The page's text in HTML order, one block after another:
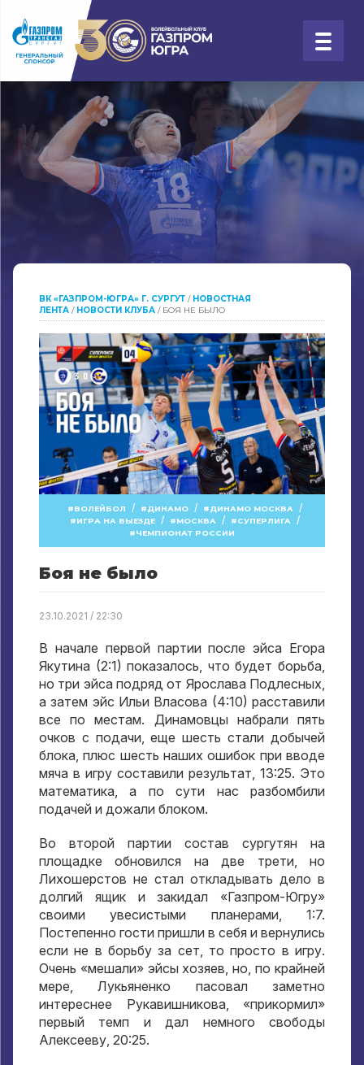
ВК «ГАЗПРОМ-ЮГРА» Г. СУРГУТ / НОВОСТНАЯ
ЛЕНТА / НОВОСТИ КЛУБА / БОЯ НЕ БЫЛО
ВОЛЕЙБОЛ / ДИНАМО / ДИНАМО МОСКВА /
ИГРА НА ВЫЕЗДЕ / МОСКВА / СУПЕРЛИГА /
ЧЕМПИОНАТ РОССИИ
Боя не было
23.10.2021 / 22:30
В начале первой партии после эйса Егора
Якутина (2:1) показалось, что будет борьба,
но три эйса подряд от Ярослава Подлесных,
а затем эйс Ильи Власова (4:10) расставили
все по местам. Динамовцы набрали пять
очков с подачи, еще шесть стали добычей
блока, плюс шесть наших ошибок при вводе
мяча в игру составили результат, 13:25. Это
математика, а по сути нас разбомбили
подачей и дожали блоком.
Во второй партии состав сургутян на
площадке обновился на две трети, но
Лихошерстов не стал откладывать дело в
долгий ящик и закидал «Газпром-Югру»
своими увесистыми планерами, 1:7.
Постепенно гости пришли в себя и вернулись
если не в борьбу за сет, то просто в игру.
Очень «мешали» эйсы хозяев, но, по крайней
мере, Лукьяненко пасовал заметно
интереснее Рукавишникова, «прикормил»
первый темп и дал немного свободы
Алексееву, 20:25.